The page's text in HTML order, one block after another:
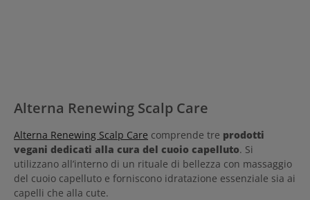
Alterna Renewing Scalp Care
Alterna Renewing Scalp Care comprende tre prodotti
vegani dedicati alla cura del cuoio capelluto. Si
utilizzano all’interno di un rituale di bellezza con massaggio
del cuoio capelluto e forniscono idratazione essenziale sia ai
capelli che alla cute.